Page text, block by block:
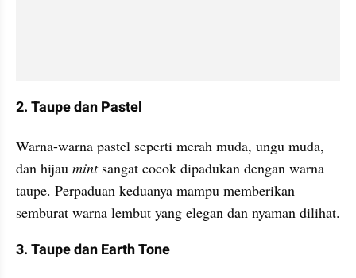
2. Taupe dan Pastel
Warna-warna pastel seperti merah muda, ungu muda,
dan hijau mint sangat cocok dipadukan dengan warna
taupe. Perpaduan keduanya mampu memberikan
semburat warna lembut yang elegan dan nyaman dilihat.
3. Taupe dan Earth Tone